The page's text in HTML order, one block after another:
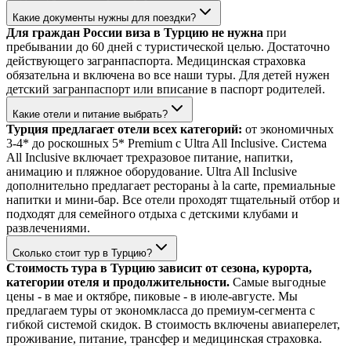
Какие документы нужны для поездки?
Для граждан России виза в Турцию не нужна при
пребывании до 60 дней с туристической целью. Достаточно
действующего загранпаспорта. Медицинская страховка
обязательна и включена во все наши туры. Для детей нужен
детский загранпаспорт или вписание в паспорт родителей.
Какие отели и питание выбрать?
Турция предлагает отели всех категорий: от экономичных
3-4* до роскошных 5* Premium с Ultra All Inclusive. Система
All Inclusive включает трехразовое питание, напитки,
анимацию и пляжное оборудование. Ultra All Inclusive
дополнительно предлагает рестораны à la carte, премиальные
напитки и мини-бар. Все отели проходят тщательный отбор и
подходят для семейного отдыха с детскими клубами и
развлечениями.
Сколько стоит тур в Турцию?
Стоимость тура в Турцию зависит от сезона, курорта,
категории отеля и продолжительности. Самые выгодные
цены - в мае и октябре, пиковые - в июле-августе. Мы
предлагаем туры от экономкласса до премиум-сегмента с
гибкой системой скидок. В стоимость включены авиаперелет,
проживание, питание, трансфер и медицинская страховка.